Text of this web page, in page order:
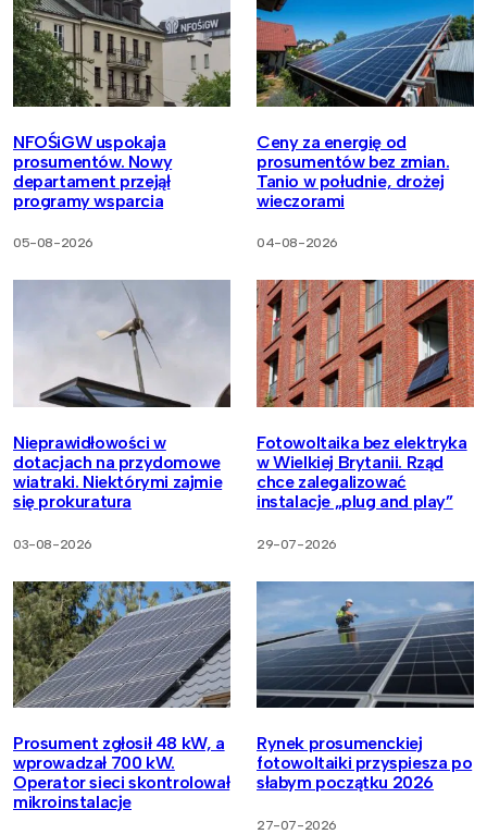
NFOŚiGW uspokaja
prosumentów. Nowy
departament przejął
programy wsparcia
05-08-2026
Ceny za energię od
prosumentów bez zmian.
Tanio w południe, drożej
wieczorami
04-08-2026
Nieprawidłowości w
dotacjach na przydomowe
wiatraki. Niektórymi zajmie
się prokuratura
03-08-2026
Fotowoltaika bez elektryka
w Wielkiej Brytanii. Rząd
chce zalegalizować
instalacje „plug and play”
29-07-2026
Prosument zgłosił 48 kW, a
wprowadzał 700 kW.
Operator sieci skontrolował
mikroinstalacje
Rynek prosumenckiej
fotowoltaiki przyspiesza po
słabym początku 2026
27-07-2026